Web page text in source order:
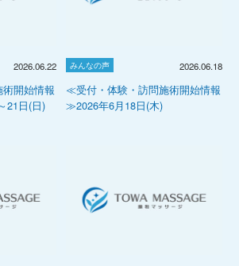
2026.06.22
開始情報
21日(日)
みんなの声 2026.06.18
≪受付・体験・訪問施術開始情報
≫2026年6月18日(木)